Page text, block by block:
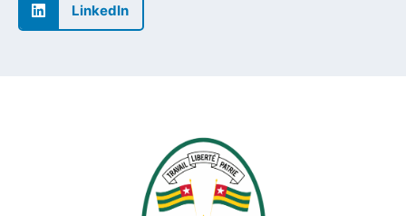
LinkedIn